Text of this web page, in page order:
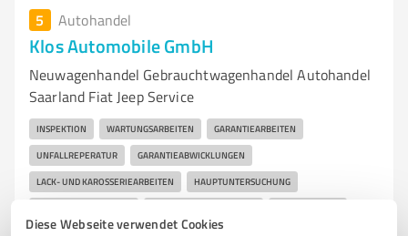
Diese Webseite verwendet Cookies
5 Autohandel
Klos Automobile GmbH
Neuwagenhandel Gebrauchtwagenhandel Autohandel
Saarland Fiat Jeep Service
INSPEKTION WARTUNGSARBEITEN GARANTIEARBEITEN
UNFALLREPERATUR GARANTIEABWICKLUNGEN
LACK- UND KAROSSERIEARBEITEN HAUPTUNTERSUCHUNG